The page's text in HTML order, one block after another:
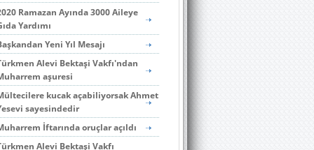
Ramazan Ayında 3000 Aileye
Yardımı
Yeni Yıl Mesajı
Alevi Bektaşi Vakfı'ndan
aşuresi
kucak açabiliyorsak Ahmet
sayesindedir
İftarında oruçlar açıldı
Alevi Bektaşi Vakfı